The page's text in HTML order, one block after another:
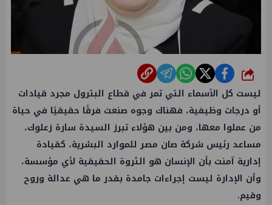
شارك
ليست كل الأسماء التي تمر في قطاع البترول مجرد قيادات
أو درجات وظيفية، فهناك وجوه صنعت فرقًا حقيقيًا في حياة
من عملوا معها، ومن بين هؤلاء تبرز السيدة سارة زعلوك،
مساعد رئيس شركة صان مصر للموارد البشرية، كقيادة
إدارية آمنت بأن الإنسان هو الثروة الحقيقية لأي مؤسسة،
وأن الإدارة ليست إجراءات جامدة بقدر ما هي عدالة وروح
وقيم.